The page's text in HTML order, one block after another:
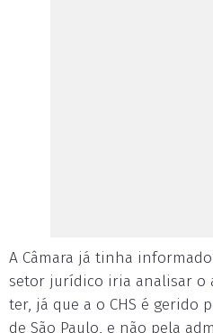
A Câmara já tinha
setor jurídico iria analisar o
ter, já que a o CHS é gerido
de São Paulo, e não pela